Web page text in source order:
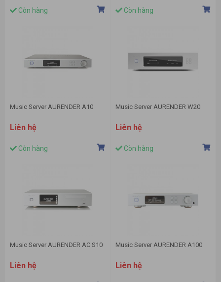
Còn hàng Còn hàng
Music Server AURENDER A10
Liên hệ
Còn hàng
Music Server AURENDER W20
Liên hệ
Còn hàng
Music Server AURENDER AC S10
Liên hệ
Music Server AURENDER A100
Liên hệ